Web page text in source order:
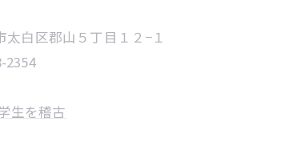
太白区郡山５丁目１２−１
2354
生を稽古